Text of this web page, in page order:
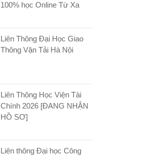
100% học Online Từ Xa
Liên Thông Đại Học Giao
Thông Vận Tải Hà Nội
Liên Thông Học Viện Tài
Chính 2026 [ĐANG NHẬN
HỒ SƠ]
Liên thông Đại học Công